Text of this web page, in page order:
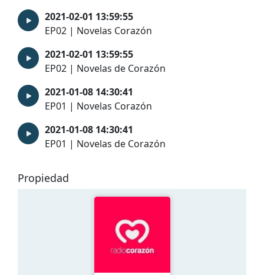
2021-02-01 13:59:55
EP02 | Novelas Corazón
2021-02-01 13:59:55
EP02 | Novelas de Corazón
2021-01-08 14:30:41
EP01 | Novelas Corazón
2021-01-08 14:30:41
EP01 | Novelas de Corazón
Propiedad